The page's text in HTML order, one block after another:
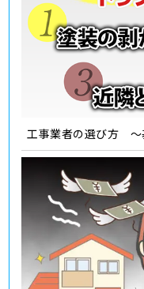
工事業者の選び方 ～